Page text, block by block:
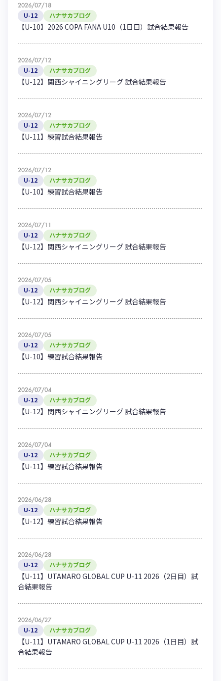
2026/07/18
U-12 ハナサカブログ
【U-10】2026 COPA FANA U10（1日目）試合結果報告
2026/07/12
U-12 ハナサカブログ
【U-12】関西シャイニングリーグ 試合結果報告
2026/07/12
U-12 ハナサカブログ
【U-11】練習試合結果報告
2026/07/12
U-12 ハナサカブログ
【U-10】練習試合結果報告
2026/07/11
U-12 ハナサカブログ
【U-12】関西シャイニングリーグ 試合結果報告
2026/07/05
U-12 ハナサカブログ
【U-12】関西シャイニングリーグ 試合結果報告
2026/07/05
U-12 ハナサカブログ
【U-10】練習試合結果報告
2026/07/04
U-12 ハナサカブログ
【U-12】関西シャイニングリーグ 試合結果報告
2026/07/04
U-12 ハナサカブログ
【U-11】練習試合結果報告
2026/06/28
U-12 ハナサカブログ
【U-12】練習試合結果報告
2026/06/28
U-12 ハナサカブログ
【U-11】UTAMARO GLOBAL CUP U-11 2026（2日目）試
合結果報告
2026/06/27
U-12 ハナサカブログ
【U-11】UTAMARO GLOBAL CUP U-11 2026（1日目）試
合結果報告